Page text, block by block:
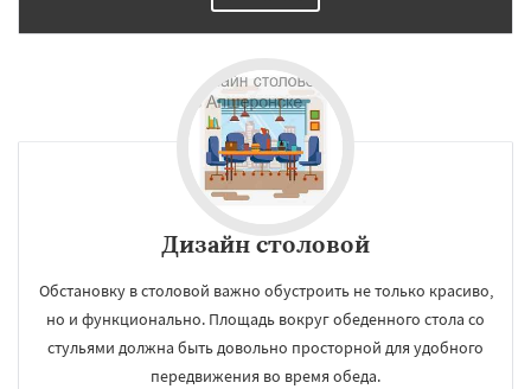
регионам
Армавир Белореченск Геленджик
Горячий Ключ Гулькевичи Ейск
Краснодар Кропоткин
Дизайн cтоловой
Обстановку в столовой важно обустроить не только красиво,
но и функционально. Площадь вокруг обеденного стола со
стульями должна быть довольно просторной для удобного
передвижения во время обеда.
УЗНАТЬ ПОДРОБНЕЕ